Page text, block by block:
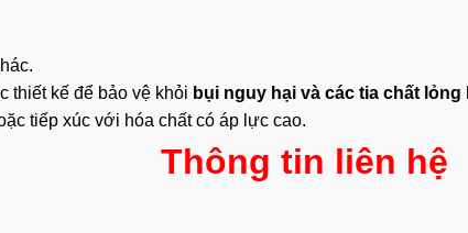
thiết kế để bảo vệ khỏi bụi nguy hại và các tia chất lỏng
tiếp xúc với hóa chất có áp lực cao.
Thông tin liên hệ